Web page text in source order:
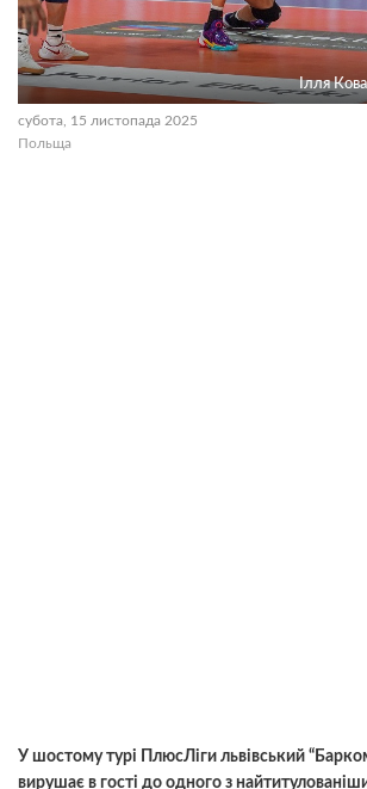
Ілля
субота, 15 листопада 2025
Польща
У шостому турі ПлюсЛіги львівський
вирушає в гості до одного з